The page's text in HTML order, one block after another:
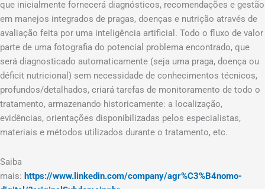
que inicialmente fornecerá diagnósticos, recomendações e gestão
em manejos integrados de pragas, doenças e nutrição através de
avaliação feita por uma inteligência artificial. Todo o fluxo de valor
parte de uma fotografia do potencial problema encontrado, que
será diagnosticado automaticamente (seja uma praga, doença ou
déficit nutricional) sem necessidade de conhecimentos técnicos,
profundos/detalhados, criará tarefas de monitoramento de todo o
tratamento, armazenando historicamente: a localização,
evidências, orientações disponibilizadas pelos especialistas,
materiais e métodos utilizados durante o tratamento, etc.
Saiba
mais: https://www.linkedin.com/company/agr%C3%B4nomo-